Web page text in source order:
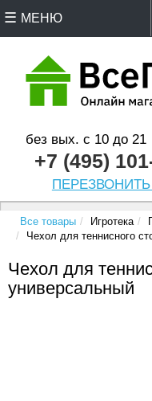
без вых. с 10 до 21
+7 (495)
МЕНЮ
Все товары Игротека
Чехол для теннисного
Чехол для
универсальный